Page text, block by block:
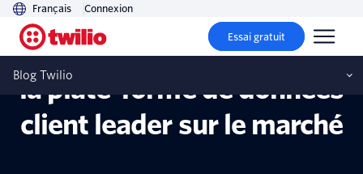
Français Connexion
Essai gratuit
Blog Twilio
Twilio acquiert Segment,
la plate-forme de données
client leader sur le marché